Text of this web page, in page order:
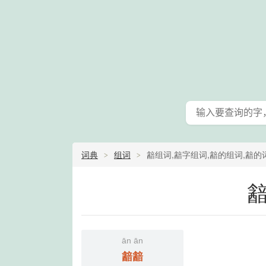
词典 组词 韽组词,韽字组词,韽的组词,韽
ān ān
韽韽